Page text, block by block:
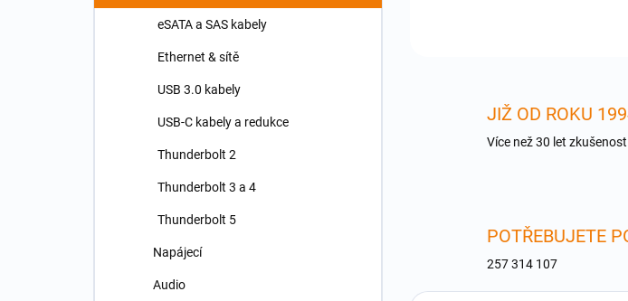
eSATA a SAS kabely
Ethernet & sítě
USB 3.0 kabely
USB-C kabely a redukce
Thunderbolt 2
Thunderbolt 3 a 4
Thunderbolt 5
Napájecí
Audio
JIŽ OD ROKU
Více než 30 let
POTŘEBUJETE
257 314 107